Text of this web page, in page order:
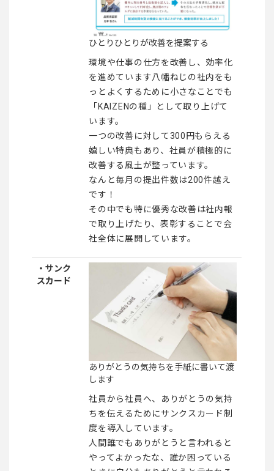
ひとりひとりが改善を提案する
環境や仕事の仕方を改善し、効率化
を進めています八幡ねじの社内をも
っとよくするために小さなことでも
「KAIZENの種」として取り上げて
います。
一つの改善に対して300円もらえる
嬉しい特典もあり、社員が積極的に
改善する風土が整っています。
なんと毎月の提出件数は200件越え
です！
その中でも特に優秀な改善は社内報
で取り上げたり、表彰することで会
社全体に展開しています。
・サンク
スカード
ありがとうの気持ちを手紙に書いて渡
します
社員から社員へ、ありがとうの気持
ちを伝えるためにサンクスカード制
度を導入しています。
人間誰でもありがとうと言われると
やってよかったな、誰か困っている